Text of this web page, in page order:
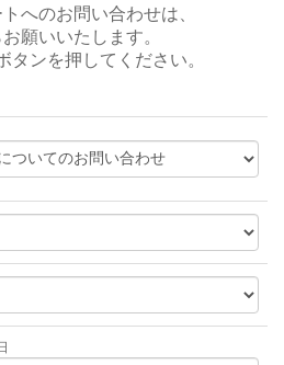
へのお問い合わせは、
願いいたします。
タンを押してください。